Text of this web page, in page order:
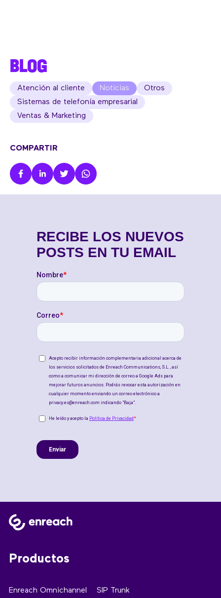
BLOG
Atención al cliente Noticias
Otros
Sistemas de telefonía empresarial
Ventas & Marketing
COMPARTIR
Productos
Enreach Omnichannel SIP Trunk